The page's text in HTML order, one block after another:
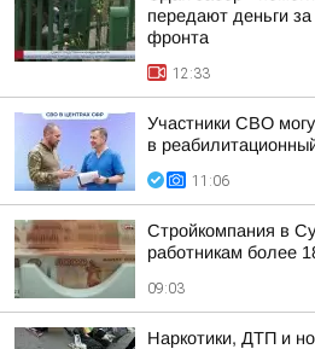
передают деньги
фронта
12:33
Участники СВО
в
11:06
Стройкомпания в
работникам более
09:03
Наркотики, ДТП и